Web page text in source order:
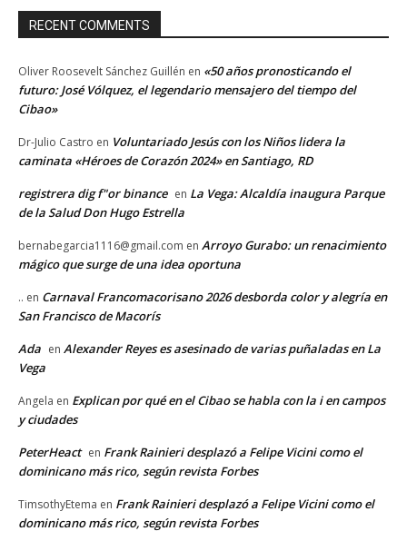
RECENT COMMENTS
Oliver Roosevelt Sánchez Guillén en «50 años pronosticando el
futuro: José Vólquez, el legendario mensajero del tiempo del
Cibao»
Dr-Julio Castro en Voluntariado Jesús con los Niños lidera la
caminata «Héroes de Corazón 2024» en Santiago, RD
registrera dig f"or binance en La Vega: Alcaldía inaugura Parque
de la Salud Don Hugo Estrella
bernabegarcia1116@gmail.com en Arroyo Gurabo: un renacimiento
mágico que surge de una idea oportuna
.. en Carnaval Francomacorisano 2026 desborda color y alegría en
San Francisco de Macorís
Ada en Alexander Reyes es asesinado de varias puñaladas en La
Vega
Angela en Explican por qué en el Cibao se habla con la i en campos
y ciudades
PeterHeact en Frank Rainieri desplazó a Felipe Vicini como el
dominicano más rico, según revista Forbes
TimsothyEtema en Frank Rainieri desplazó a Felipe Vicini como el
dominicano más rico, según revista Forbes